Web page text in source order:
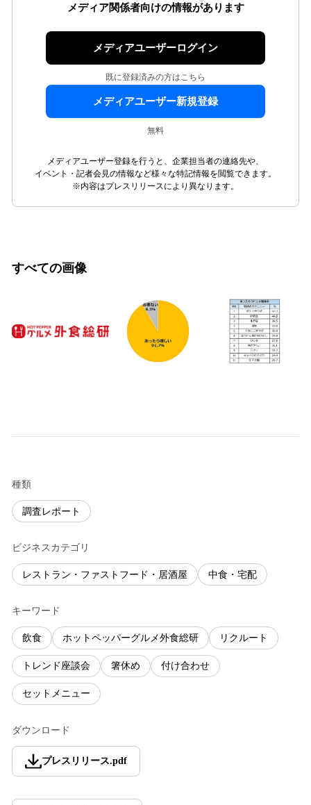
メディア関係者向けの情報があります
メディアユーザーログイン
既に登録済みの方はこちら
メディアユーザー新規登録
無料
メディアユーザー登録を行うと、企業担当者の連絡先や、
イベント・記者会見の情報など様々な特記情報を閲覧できます。
※内容はプレスリリースにより異なります。
すべての画像
種類
調査レポート
ビジネスカテゴリ
レストラン・ファストフード・居酒屋 中食・宅配
キーワード
飲食 ホットペッパーグルメ外食総研 リクルート
トレンド座談会 箸休め 付け合わせ
セットメニュー
ダウンロード
プレスリリース.pdf